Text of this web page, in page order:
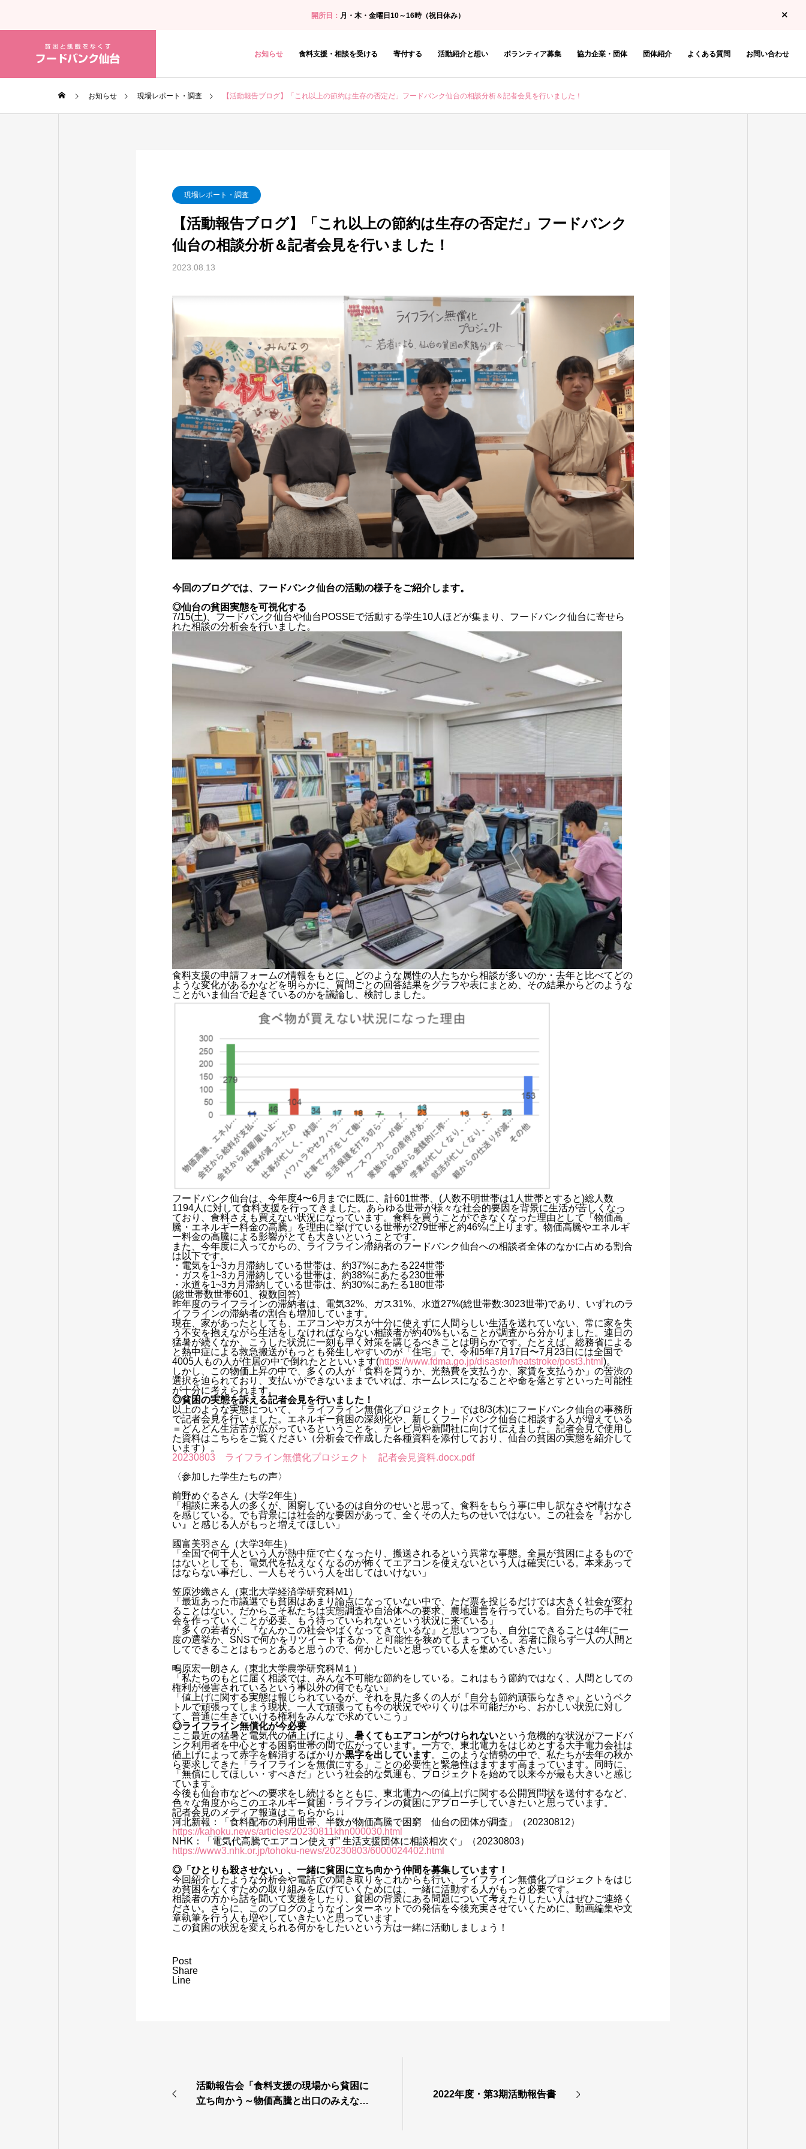
開所日： 月・木・金曜日10～16時（祝日休み）
お知らせ 食料支援・相談を受ける 寄付する 活動紹介と想い ボランティア募集 協力企業・団体 団体紹介 よくある質問 お問い合わせ
お知らせ 現場レポート・調査 【活動報告ブログ】「これ以上の節約は生存の否定だ」フードバンク仙台の相談分析＆記者会見を行いました！
現場レポート・調査
【活動報告ブログ】「これ以上の節約は生存の否定だ」フードバンク
仙台の相談分析＆記者会見を行いました！
2023.08.13
今回のブログでは、フードバンク仙台の活動の様子をご紹介します。
◎仙台の貧困実態を可視化する
7/15(土)、フードバンク仙台や仙台POSSEで活動する学生10人ほどが集まり、フードバンク仙台に寄せら
れた相談の分析会を行いました。
食料支援の申請フォームの情報をもとに、どのような属性の人たちから相談が多いのか・去年と比べてどの
ような変化があるかなどを明らかに、質問ごとの回答結果をグラフや表にまとめ、その結果からどのような
ことがいま仙台で起きているのかを議論し、検討しました。
フードバンク仙台は、今年度4〜6月までに既に、計601世帯、(人数不明世帯は1人世帯とすると)総人数
1194人に対して食料支援を行ってきました。あらゆる世帯が様々な社会的要因を背景に生活が苦しくなっ
ており、食料さえも買えない状況になっています。食料を買うことができなくなった理由として「物価高
騰・エネルギー料金の高騰」を理由に挙げている世帯が279世帯と約46%に上ります。物価高騰やエネルギ
ー料金の高騰による影響がとても大きいということです。
また、今年度に入ってからの、ライフライン滞納者のフードバンク仙台への相談者全体のなかに占める割合
は以下です。
・電気を1~3カ月滞納している世帯は、約37%にあたる224世帯
・ガスを1~3カ月滞納している世帯は、約38%にあたる230世帯
・水道を1~3カ月滞納している世帯は、約30%にあたる180世帯
(総世帯数世帯601、複数回答)
昨年度のライフラインの滞納者は、電気32%、ガス31%、水道27%(総世帯数:3023世帯)であり、いずれのラ
イフラインの滞納者の割合も増加しています。
現在、家があったとしても、エアコンやガスが十分に使えずに人間らしい生活を送れていない、常に家を失
う不安を抱えながら生活をしなければならない相談者が約40%もいることが調査から分かりました。連日の
猛暑が続くなか、こうした状況に一刻も早く対策を講じるべきことは明らかです。たとえば、総務省による
と熱中症による救急搬送がもっとも発生しやすいのが「住宅」で、令和5年7月17日〜7月23日には全国で
4005人もの人が住居の中で倒れたとといいます(https://www.fdma.go.jp/disaster/heatstroke/post3.html )。
しかし、この物価上昇の中で、多くの人が「食料を買うか、光熱費を支払うか、家賃を支払うか」の苦渋の
選択を迫られており、支払いができないままでいれば、ホームレスになることや命を落とすといった可能性
が十分に考えられます。
◎貧困の実態を訴える記者会見を行いました！
以上のような実態について、「ライフライン無償化プロジェクト」では8/3(木)にフードバンク仙台の事務所
で記者会見を行いました。エネルギー貧困の深刻化や、新しくフードバンク仙台に相談する人が増えている
＝どんどん生活苦が広がっているということを、テレビ局や新聞社に向けて伝えました。記者会見で使用し
た資料はこちらをご覧ください（分析会で作成した各種資料を添付しており、仙台の貧困の実態を紹介して
います）。
20230803 ライフライン無償化プロジェクト 記者会見資料.docx.pdf
〈参加した学生たちの声〉
前野めぐるさん（大学2年生）
「相談に来る人の多くが、困窮しているのは自分のせいと思って、食料をもらう事に申し訳なさや情けなさ
を感じている。でも背景には社会的な要因があって、全くその人たちのせいではない。この社会を『おかし
い』と感じる人がもっと増えてほしい」
國富美羽さん（大学3年生）
「全国で何千人という人が熱中症で亡くなったり、搬送されるという異常な事態。全員が貧困によるもので
はないとしても、電気代を払えなくなるのが怖くてエアコンを使えないという人は確実にいる。本来あって
はならない事だし、一人もそういう人を出してはいけない」
笠原沙織さん（東北大学経済学研究科M1）
「最近あった市議選でも貧困はあまり論点になっていない中で、ただ票を投じるだけでは大きく社会が変わ
ることはない。だからこそ私たちは実態調査や自治体への要求、農地運営を行っている。自分たちの手で社
会を作っていくことが必要、もう待っていられないという状況に来ている」
「多くの若者が、『なんかこの社会やばくなってきているな』と思いつつも、自分にできることは4年に一
度の選挙か、SNSで何かをリツイートするか、と可能性を狭めてしまっている。若者に限らず一人の人間と
してできることはもっとあると思うので、何かしたいと思っている人を集めていきたい」
鴫原宏一朗さん（東北大学農学研究科M１）
「私たちのもとに届く相談では、みんな不可能な節約をしている。これはもう節約ではなく、人間としての
権利が侵害されているという事以外の何でもない」
「値上げに関する実態は報じられているが、それを見た多くの人が『自分も節約頑張らなきゃ』というベク
トルで頑張ってしまう現状。一人で頑張っても今の状況でやりくりは不可能だから、おかしい状況に対し
て、普通に生きていける権利をみんなで求めていこう」
◎ライフライン無償化が今必要
ここ最近の猛暑と電気代の値上げにより、 暑くてもエアコンがつけられないという危機的な状況がフードバ
ンク利用者を中心とする困窮世帯の間で広がっています。一方で、東北電力をはじめとする大手電力会社は
値上げによって赤字を解消するばかりか黒字を出しています。このような情勢の中で、私たちが去年の秋か
ら要求してきた「ライフラインを無償にする」ことの必要性と緊急性はますます高まっています。同時に、
「無償にしてほしい・すべきだ」という社会的な気運も、プロジェクトを始めて以来今が最も大きいと感じ
ています。
今後も仙台市などへの要求をし続けるとともに、東北電力への値上げに関する公開質問状を送付するなど、
色々な角度からこのエネルギー貧困・ライフラインの貧困にアプローチしていきたいと思っています。
記者会見のメディア報道はこちらから↓↓
河北新報：「食料配布の利用世帯、半数が物価高騰で困窮 仙台の団体が調査」（20230812）
https://kahoku.news/articles/20230811khn000030.html
NHK：「電気代高騰でエアコン使えず” 生活支援団体に相談相次ぐ」（20230803）
https://www3.nhk.or.jp/tohoku-news/20230803/6000024402.html
◎「ひとりも殺させない」、一緒に貧困に立ち向かう仲間を募集しています！
今回紹介したような分析会や電話での聞き取りをこれからも行い、ライフライン無償化プロジェクトをはじ
め貧困をなくすための取り組みを広げていくためには、一緒に活動する人がもっと必要です。
相談者の方から話を聞いて支援をしたり、貧困の背景にある問題について考えたりしたい人はぜひご連絡く
ださい。さらに、このブログのようなインターネットでの発信を今後充実させていくために、動画編集や文
章執筆を行う人も増やしていきたいと思っています。
この貧困の状況を変えられる何かをしたいという方は一緒に活動しましょう！
Post
Share
Line
活動報告会「食料支援の現場から貧困に
立ち向かう～物価高騰と出口のみえない
2022年度・第3期活動報告書